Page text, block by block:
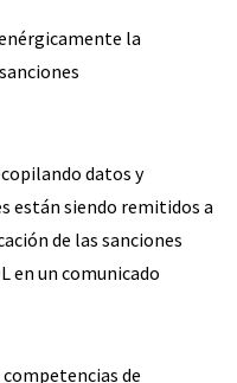
la
datos y
están siendo remitidos a
de las sanciones
en un comunicado
de